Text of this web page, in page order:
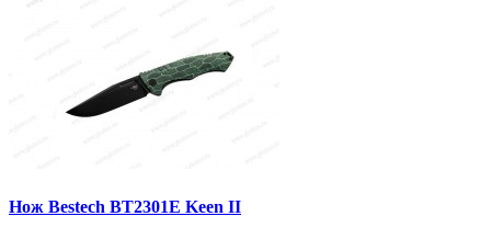
Нож Bestech BT2301E Keen II